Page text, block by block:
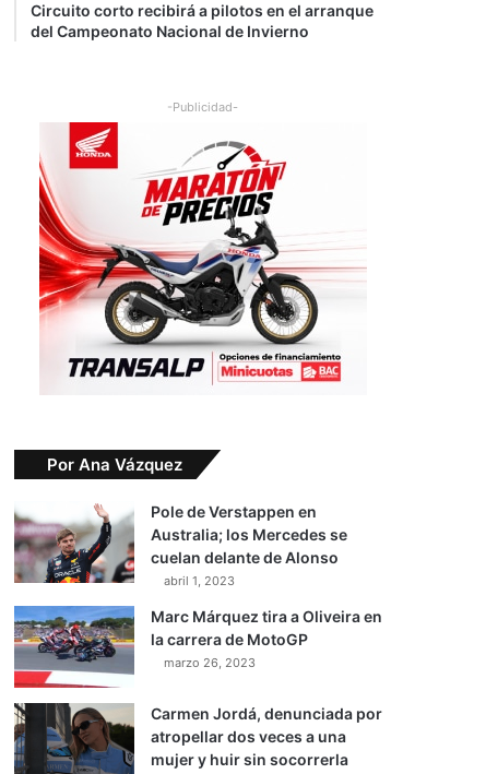
Circuito corto recibirá a pilotos en el arranque
del Campeonato Nacional de Invierno
-Publicidad-
Por Ana Vázquez
Pole de Verstappen en
Australia; los Mercedes se
cuelan delante de Alonso
abril 1, 2023
Marc Márquez tira a Oliveira en
la carrera de MotoGP
marzo 26, 2023
Carmen Jordá, denunciada por
atropellar dos veces a una
mujer y huir sin socorrerla